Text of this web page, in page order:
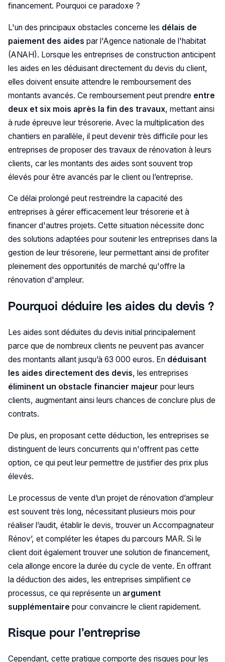
financement. Pourquoi ce paradoxe ?
L'un des principaux obstacles concerne les délais de
paiement des aides par l'Agence nationale de l'habitat
(ANAH). Lorsque les entreprises de construction anticipent
les aides en les déduisant directement du devis du client,
elles doivent ensuite attendre le remboursement des
montants avancés. Ce remboursement peut prendre entre
deux et six mois après la fin des travaux, mettant ainsi
à rude épreuve leur trésorerie. Avec la multiplication des
chantiers en parallèle, il peut devenir très difficile pour les
entreprises de proposer des travaux de rénovation à leurs
clients, car les montants des aides sont souvent trop
élevés pour être avancés par le client ou l’entreprise.
Ce délai prolongé peut restreindre la capacité des
entreprises à gérer efficacement leur trésorerie et à
financer d'autres projets. Cette situation nécessite donc
des solutions adaptées pour soutenir les entreprises dans la
gestion de leur trésorerie, leur permettant ainsi de profiter
pleinement des opportunités de marché qu'offre la
rénovation d'ampleur.
Pourquoi déduire les aides du devis ?
Les aides sont déduites du devis initial principalement
parce que de nombreux clients ne peuvent pas avancer
des montants allant jusqu’à 63 000 euros. En déduisant
les aides directement des devis, les entreprises
éliminent un obstacle financier majeur pour leurs
clients, augmentant ainsi leurs chances de conclure plus de
contrats.
De plus, en proposant cette déduction, les entreprises se
distinguent de leurs concurrents qui n'offrent pas cette
option, ce qui peut leur permettre de justifier des prix plus
élevés.
Le processus de vente d’un projet de rénovation d’ampleur
est souvent très long, nécessitant plusieurs mois pour
réaliser l’audit, établir le devis, trouver un Accompagnateur
Rénov’, et compléter les étapes du parcours MAR. Si le
client doit également trouver une solution de financement,
cela allonge encore la durée du cycle de vente. En offrant
la déduction des aides, les entreprises simplifient ce
processus, ce qui représente un argument
supplémentaire pour convaincre le client rapidement.
Risque pour l’entreprise
Cependant, cette pratique comporte des risques pour les